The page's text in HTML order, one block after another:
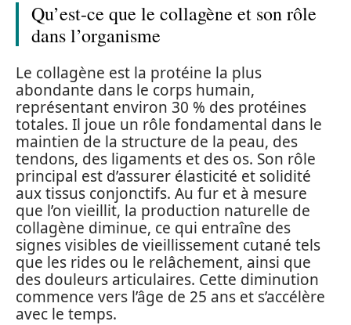
Qu’est-ce que le collagène et son rôle
dans l’organisme
Le collagène est la protéine la plus
abondante dans le corps humain,
représentant environ 30 % des protéines
totales. Il joue un rôle fondamental dans le
maintien de la structure de la peau, des
tendons, des ligaments et des os. Son rôle
principal est d’assurer élasticité et solidité
aux tissus conjonctifs. Au fur et à mesure
que l’on vieillit, la production naturelle de
collagène diminue, ce qui entraîne des
signes visibles de vieillissement cutané tels
que les rides ou le relâchement, ainsi que
des douleurs articulaires. Cette diminution
commence vers l’âge de 25 ans et s’accélère
avec le temps.